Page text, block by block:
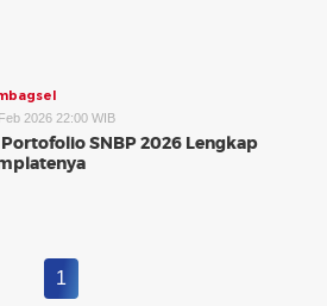
2026 22:00 WIB
Portofolio SNBP 2026 Lengkap
1